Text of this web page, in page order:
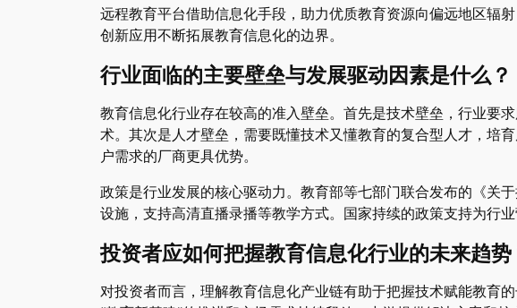
远程教育平台借助信息化手段，助力优质教育资源向偏远地区辐
创新应用不断拓展教育信息化的边界。
行业面临的主要壁垒与发展驱动因素是什么？
教育信息化行业存在较高的准入壁垒。首先是技术壁垒，行业要
术。其次是人才壁垒，需要既懂技术又懂教育的复合型人才，培
户需求的厂商更具优势。
政策是行业发展的核心驱动力。教育部等七部门联合发布的《关
设施，支持高清直播录播等教学方式。国家持续的政策支持为行业
投资者应如何把握教育信息化行业的未来趋势
对投资者而言，理解教育信息化产业链有助于把握技术赋能教育